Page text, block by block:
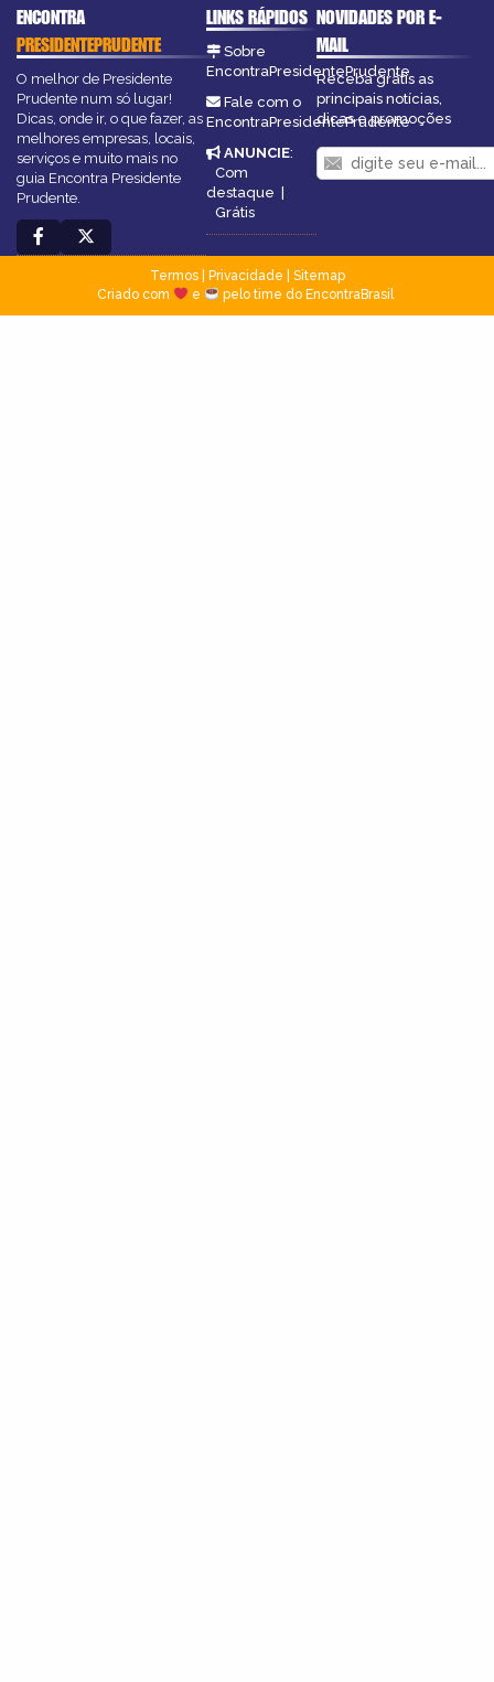
ENCONTRA
PRESIDENTEPRUDENTE
O melhor de Presidente
Prudente num só lugar!
Dicas, onde ir, o que fazer, as
melhores empresas, locais,
serviços e muito mais no
guia Encontra Presidente
Prudente.
LINKS RÁPIDOS
Sobre
EncontraPresidentePrudente
Fale com o
EncontraPresidentePrudente
ANUNCIE:
Com
destaque
Grátis
NOVIDADES POR E-
MAIL
Receba grátis as
principais notícias,
dicas e promoções
Termos| Privacidade
Sitemap
Criado com
e pelo time do EncontraBrasil